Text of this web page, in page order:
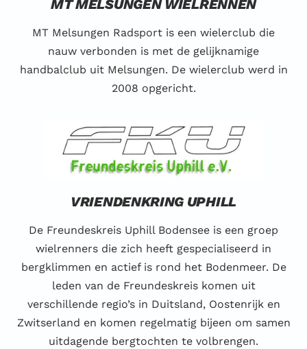
MT MELSUNGEN WIELRENNEN
MT Melsungen Radsport is een wielerclub die
nauw verbonden is met de gelijknamige
handbalclub uit Melsungen. De wielerclub werd in
2008 opgericht.
VRIENDENKRING UPHILL
De Freundeskreis Uphill Bodensee is een groep
wielrenners die zich heeft gespecialiseerd in
bergklimmen en actief is rond het Bodenmeer. De
leden van de Freundeskreis komen uit
verschillende regio’s in Duitsland, Oostenrijk en
Zwitserland en komen regelmatig bijeen om samen
uitdagende bergtochten te volbrengen.